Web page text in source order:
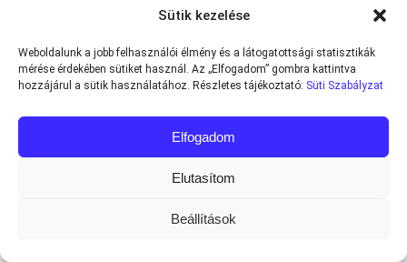
Sütik kezelése
Weboldalunk a jobb felhasználói élmény és a látogatottsági statisztikák
mérése érdekében sütiket használ. Az „Elfogadom” gombra kattintva
hozzájárul a sütik használatához. Részletes tájékoztató: Süti Szabályzat
Elfogadom
Elutasítom
Beállítások